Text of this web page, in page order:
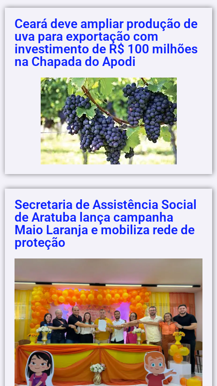
Ceará deve ampliar produção de
uva para exportação com
investimento de R$ 100 milhões
na Chapada do Apodi
Secretaria de Assistência Social
de Aratuba lança campanha
Maio Laranja e mobiliza rede de
proteção